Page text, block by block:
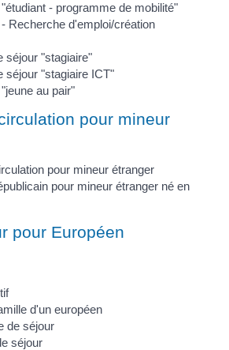
- programme de mobilité"
Recherche d'emploi/création
séjour "stagiaire"
séjour "stagiaire ICT"
au pair"
pour mineur
pour mineur étranger
pour mineur étranger né en
pour Européen
d'un européen
de séjour
séjour